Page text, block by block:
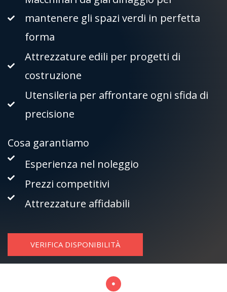
mantenere gli spazi verdi in perfetta
forma
Attrezzature edili per progetti di
costruzione
Utensileria per affrontare ogni sfida di
precisione
Cosa garantiamo
Esperienza nel noleggio
Prezzi competitivi
Attrezzature affidabili
VERIFICA DISPONIBILITÀ